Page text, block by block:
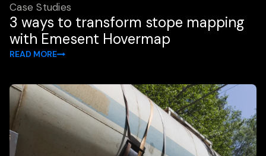
Case Studies
3 ways to transform stope mapping
with Emesent Hovermap
READ MORE